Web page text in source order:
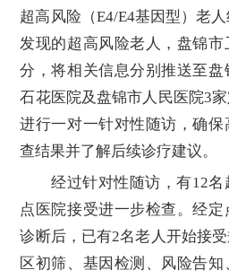
超高风险（E4/E4基因型）老
发现的超高风险老人，盘锦市
分，将相关信息分别推送至
石花医院及盘锦市人民医院3
进行一对一针对性随访，确
查结果并了解后续诊疗建议。
经过针对性随访，有12名
点医院接受进一步检查。经
诊断后，已有2名老人开始接
区初筛、基因检测、风险告